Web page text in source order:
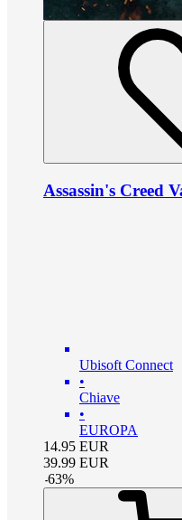
Assassin's Creed
Ubisoft Connect
•
Chiave
•
EUROPA
14.95 EUR
39.99 EUR
-63%